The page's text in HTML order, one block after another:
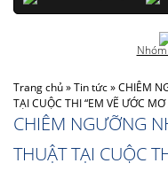
Trang chủ»Tin tức»CHIÊM
TẠI CUỘC THI “EM VẼ ƯỚC
CHIÊM NGƯỠNG
THUẬT TẠI CUỘC